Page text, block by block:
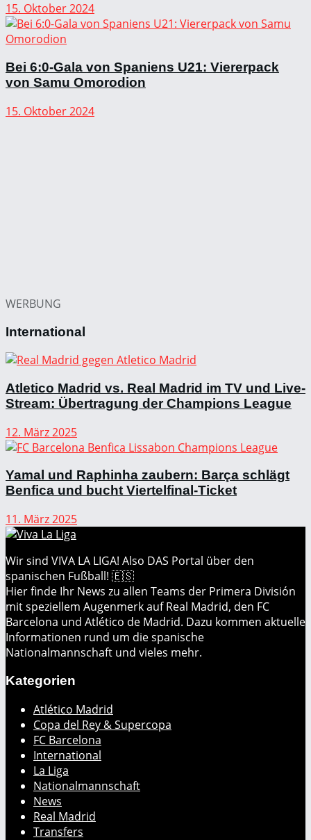
15. Oktober 2024
Bei 6:0-Gala von Spaniens U21: Viererpack
von Samu Omorodion
15. Oktober 2024
WERBUNG
International
Atletico Madrid vs. Real Madrid im TV und Live-
Stream: Übertragung der Champions League
12. März 2025
Yamal und Raphinha zaubern: Barça schlägt
Benfica und bucht Viertelfinal-Ticket
11. März 2025
Wir sind VIVA LA LIGA! Also DAS Portal über den
spanischen Fußball! 🇪🇸
Hier finde Ihr News zu allen Teams der Primera División
mit speziellem Augenmerk auf Real Madrid, den FC
Barcelona und Atlético de Madrid. Dazu kommen aktuelle
Informationen rund um die spanische
Nationalmannschaft und vieles mehr.
Kategorien
Atlético Madrid
Copa del Rey & Supercopa
FC Barcelona
International
La Liga
Nationalmannschaft
News
Real Madrid
Transfers